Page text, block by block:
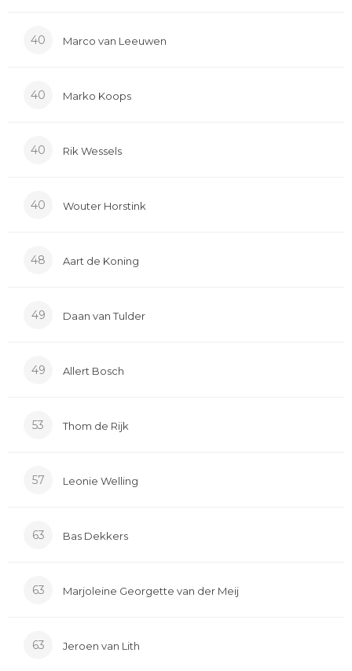
40 Marco van Leeuwen
40 Marko Koops
40 Rik Wessels
40 Wouter Horstink
48 Aart de Koning
49 Daan van Tulder
49 Allert Bosch
53 Thom de Rijk
57 Leonie Welling
63 Bas Dekkers
63 Marjoleine Georgette van der Meij
63 Jeroen van Lith